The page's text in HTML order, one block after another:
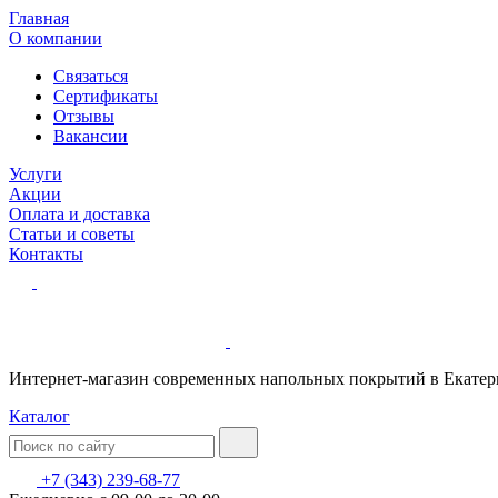
Главная
О компании
Связаться
Сертификаты
Отзывы
Вакансии
Услуги
Акции
Оплата и доставка
Статьи и советы
Контакты
Интернет-магазин современных напольных покрытий в
Каталог
+7 (343) 239-68-77